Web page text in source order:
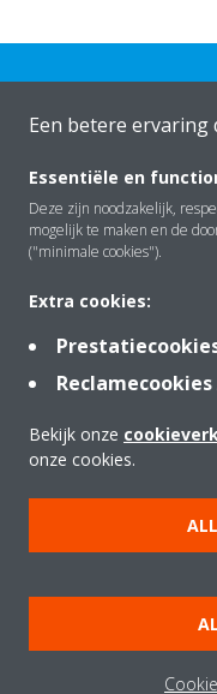
Over Daikin
Contact
Producten
Juridische
Beleid inzake
Een betere ervaring
Essentiële en
Deze zijn noodzakelijk,
mogelijk te maken en de
("minimale cookies").
Extra cookies:
Bekijk onze
onze cookies.